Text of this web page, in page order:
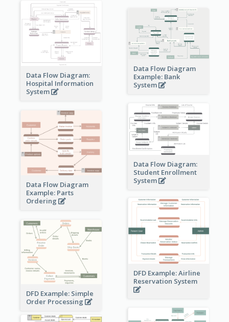
Data Flow Diagram:
Hospital Information
System
Data Flow Diagram
Example: Bank
System
Data Flow Diagram:
Student Enrollment
System
Data Flow Diagram
Example: Parts
Ordering
DFD Example: Airline
Reservation System
DFD Example: Simple
Order Processing